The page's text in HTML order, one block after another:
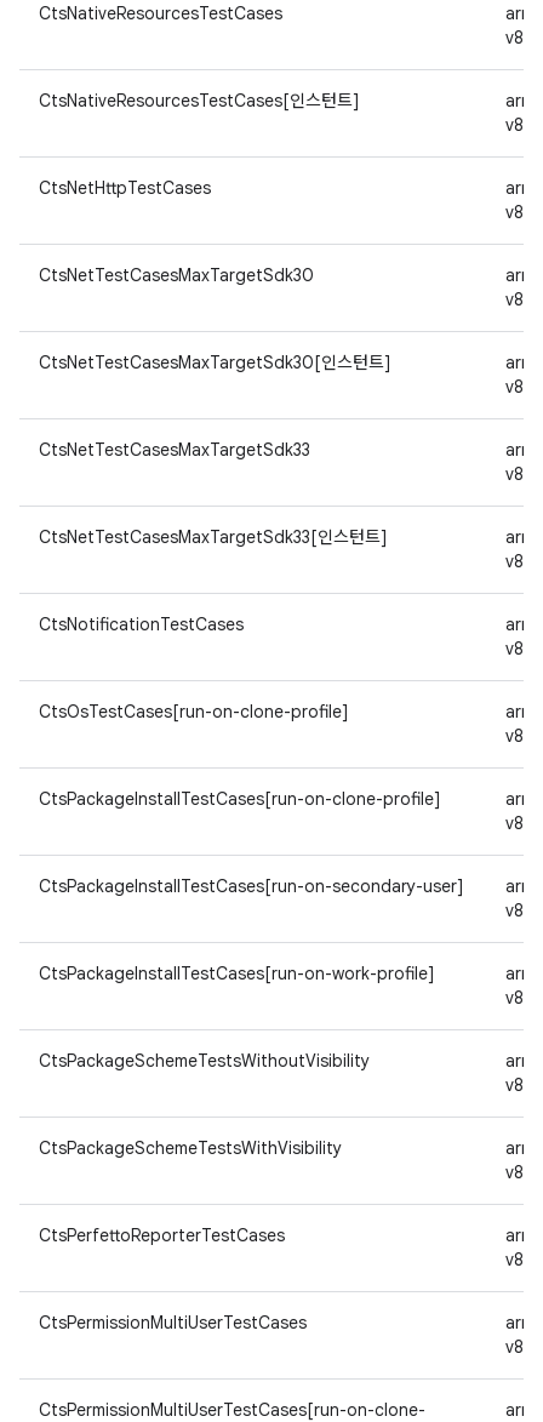
CtsNativeResourcesTestCases
v8a
CtsNativeResourcesTestCases[인스턴트]
v8a
CtsNetHttpTestCases
v8a
CtsNetTestCasesMaxTargetSdk30
v8a
CtsNetTestCasesMaxTargetSdk30[인스턴트]
v8a
CtsNetTestCasesMaxTargetSdk33
v8a
CtsNetTestCasesMaxTargetSdk33[인스턴트]
v8a
CtsNotificationTestCases
v8a
CtsOsTestCases[run-on-clone-profile]
v8a
CtsPackageInstallTestCases[run-on-clone-profile]
v8a
CtsPackageInstallTestCases[run-on-secondary-user]
v8a
CtsPackageInstallTestCases[run-on-work-profile]
v8a
CtsPackageSchemeTestsWithoutVisibility
v8a
CtsPackageSchemeTestsWithVisibility
v8a
CtsPerfettoReporterTestCases
v8a
CtsPermissionMultiUserTestCases
v8a
CtsPermissionMultiUserTestCases[run-on-clone-